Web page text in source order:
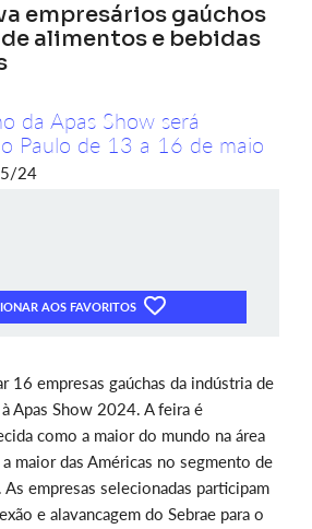
empresários gaúchos
alimentos e bebidas
da Apas Show será
Paulo de 13 a 16 de maio
24
AOS FAVORITOS
16 empresas gaúchas da indústria de
Apas Show 2024. A feira é
como a maior do mundo na área
maior das Américas no segmento de
empresas selecionadas participam
e alavancagem do Sebrae para o